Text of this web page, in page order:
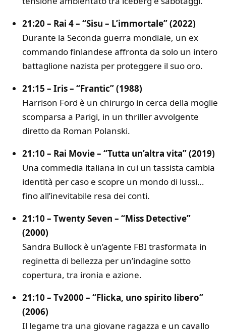
21:20 – Rai 4 – “Sisu – L’immortale” (2022)
Durante la Seconda guerra mondiale, un ex
commando finlandese affronta da solo un intero
battaglione nazista per proteggere il suo oro.
21:15 – Iris – “Frantic” (1988)
Harrison Ford è un chirurgo in cerca della moglie
scomparsa a Parigi, in un thriller avvolgente
diretto da Roman Polanski.
21:10 – Rai Movie – “Tutta un’altra vita” (2019)
Una commedia italiana in cui un tassista cambia
identità per caso e scopre un mondo di lussi…
fino all’inevitabile resa dei conti.
21:10 – Twenty Seven – “Miss Detective”
(2000)
Sandra Bullock è un’agente FBI trasformata in
reginetta di bellezza per un’indagine sotto
copertura, tra ironia e azione.
21:10 – Tv2000 – “Flicka, uno spirito libero”
(2006)
Il legame tra una giovane ragazza e un cavallo